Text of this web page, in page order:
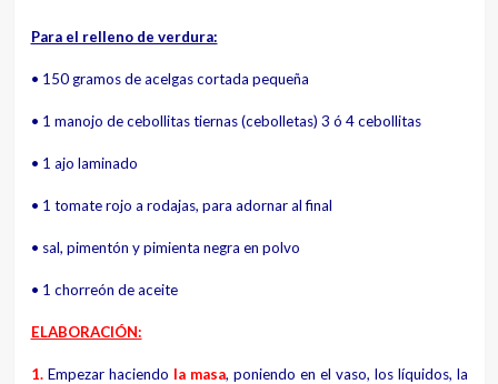
Para el relleno de verdura:
• 150 gramos de acelgas cortada pequeña
• 1 manojo de cebollitas tiernas (cebolletas) 3 ó 4 cebollitas
• 1 ajo laminado
• 1 tomate rojo a rodajas, para adornar al final
• sal, pimentón y pimienta negra en polvo
• 1 chorreón de aceite
ELABORACIÓN:
1.Empezar haciendo la masa, poniendo en el vaso, los líquidos, la